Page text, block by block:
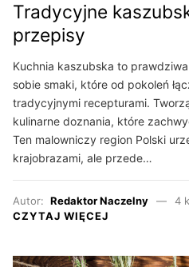
Tradycyjne
przepisy
Kuchnia kaszubska to
sobie smaki, które od pokoleń
tradycyjnymi recepturami.
kulinarne doznania, które
Ten malowniczy region Polski
krajobrazami, ale przede…
Autor: Redaktor Naczelny
4
CZYTAJ WIĘCEJ